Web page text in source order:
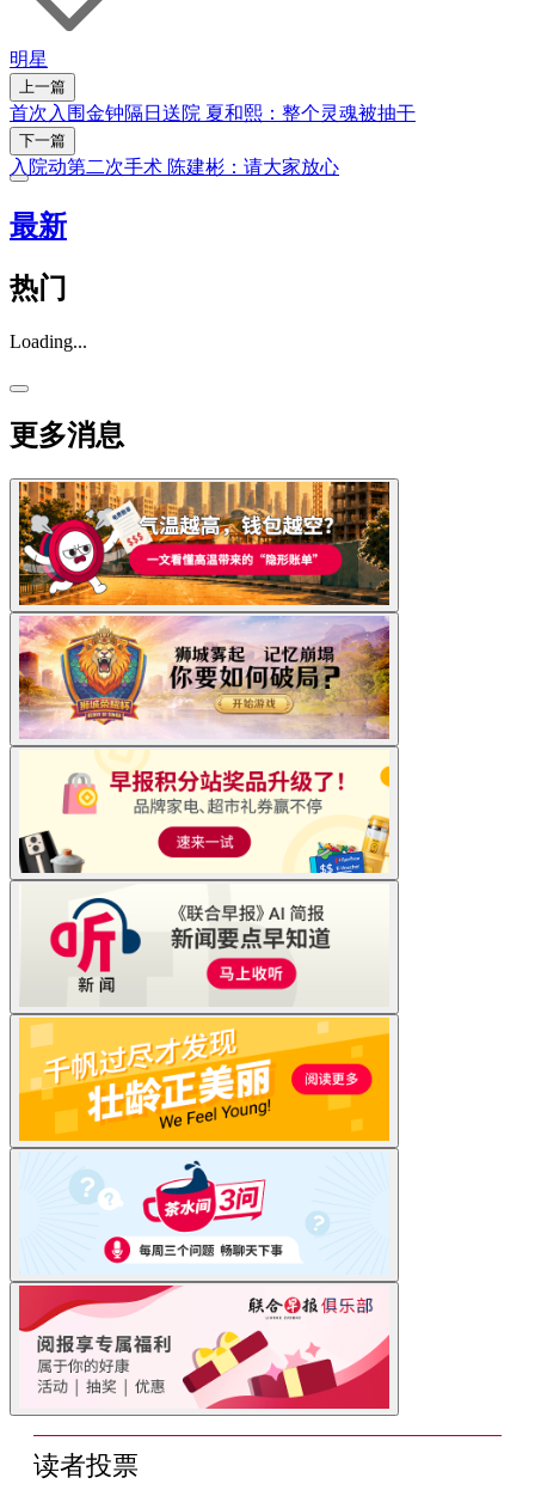
明星
上一篇
首次入围金钟隔日送院 夏和熙：整个灵魂被抽干
下一篇
入院动第二次手术 陈建彬：请大家放心
最新
热门
Loading...
更多消息